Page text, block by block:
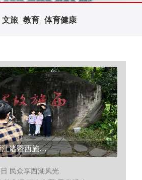
文旅 教育 体育健康
“五一“假期 浙江诸暨西施故里人气“旺”...
民众享西湖风光